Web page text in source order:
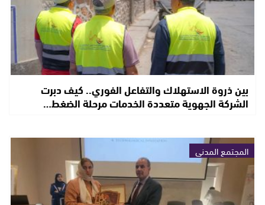
بين ذروة الاستهلاك والتفاعل الفوري.. كيف دبرت
الشركة الجهوية متعددة الخدمات مرحلة الضغط…
المجتمع المدني